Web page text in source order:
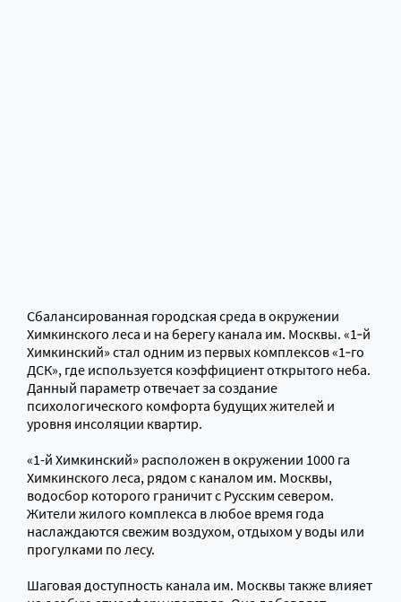
Сбалансированная городская среда в окружении
Химкинского леса и на берегу канала им. Москвы. «1‑й
Химкинский» стал одним из первых комплексов «1‑го
ДСК», где используется коэффициент открытого неба.
Данный параметр отвечает за создание
психологического комфорта будущих жителей и
уровня инсоляции квартир.
«1-й Химкинский» расположен в окружении 1000 га
Химкинского леса, рядом с каналом им. Москвы,
водосбор которого граничит с Русским севером.
Жители жилого комплекса в любое время года
наслаждаются свежим воздухом, отдыхом у воды или
прогулками по лесу.
Шаговая доступность канала им. Москвы также влияет